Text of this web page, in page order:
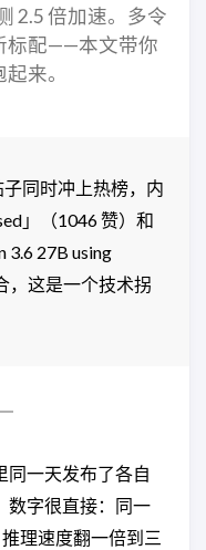
2.5 倍加速。多令
标配——本文带你
来。
同时冲上热榜，内
」（1046 赞）和
3.6 27B using
，这是一个技术拐
同一天发布了各自
数字很直接：同一
理速度翻一倍到三